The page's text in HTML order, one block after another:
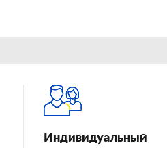
Индивидуальный